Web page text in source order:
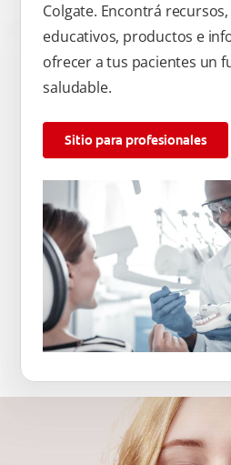
Colgate. Encontrá
educativos, productos e
ofrecer a tus pacientes un
saludable.
Sitio para profesionales